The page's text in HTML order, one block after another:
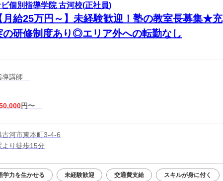
個別指導学院 古河校(正社員)
月給25万円～】未経験歓迎！塾の教室長募集★充
の研修制度あり◎エリア外への転勤なし
導講師
円〜
古河市東本町3-4-6
より徒歩15分
学力を生かせる 未経験歓迎 交通費支給 スキルが身に付く